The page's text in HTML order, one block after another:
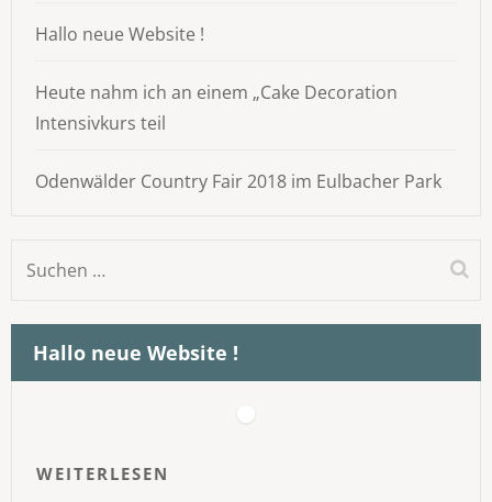
Hallo neue Website !
Heute nahm ich an einem „Cake Decoration
Intensivkurs teil
Odenwälder Country Fair 2018 im Eulbacher Park
Suchen
Hallo neue Website !
WEITERLESEN